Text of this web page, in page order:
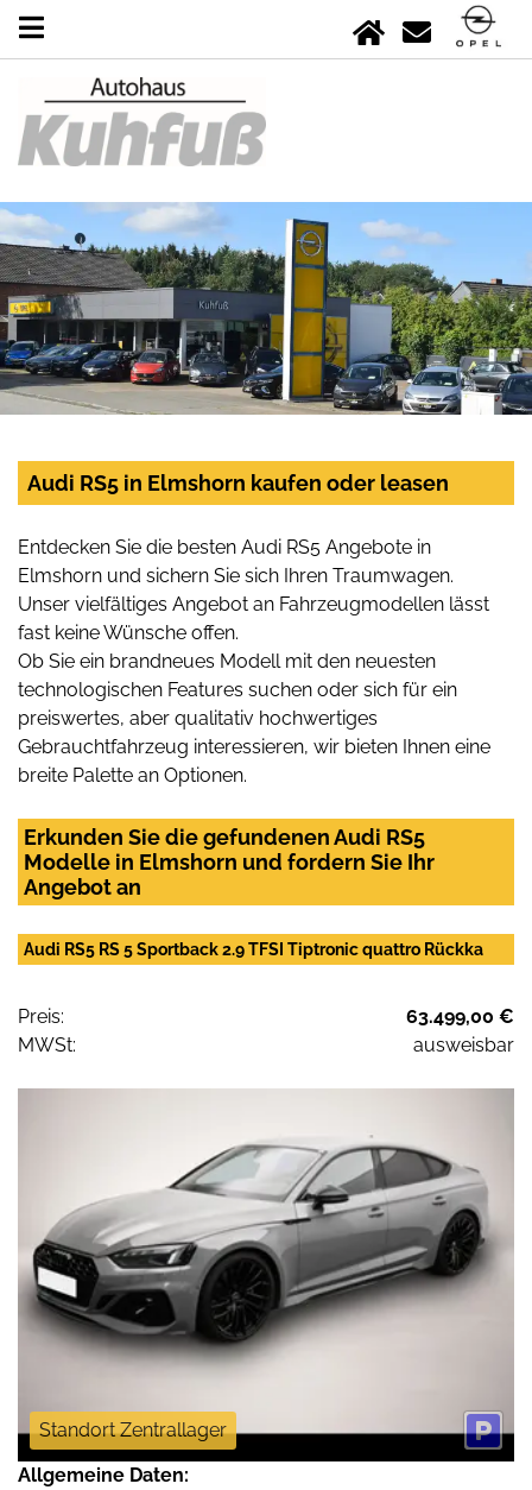
Audi RS5 in Elmshorn kaufen oder leasen
Entdecken Sie die besten Audi RS5 Angebote in
Elmshorn und sichern Sie sich Ihren Traumwagen.
Unser vielfältiges Angebot an Fahrzeugmodellen lässt
fast keine Wünsche offen.
Ob Sie ein brandneues Modell mit den neuesten
technologischen Features suchen oder sich für ein
preiswertes, aber qualitativ hochwertiges
Gebrauchtfahrzeug interessieren, wir bieten Ihnen eine
breite Palette an Optionen.
Erkunden Sie die gefundenen Audi RS5
Modelle in Elmshorn und fordern Sie Ihr
Angebot an
Audi RS5 RS 5 Sportback 2.9 TFSI Tiptronic quattro Rückka
Preis:
63.499,00 €
MWSt:
ausweisbar
Standort Zentrallager
Allgemeine Daten: